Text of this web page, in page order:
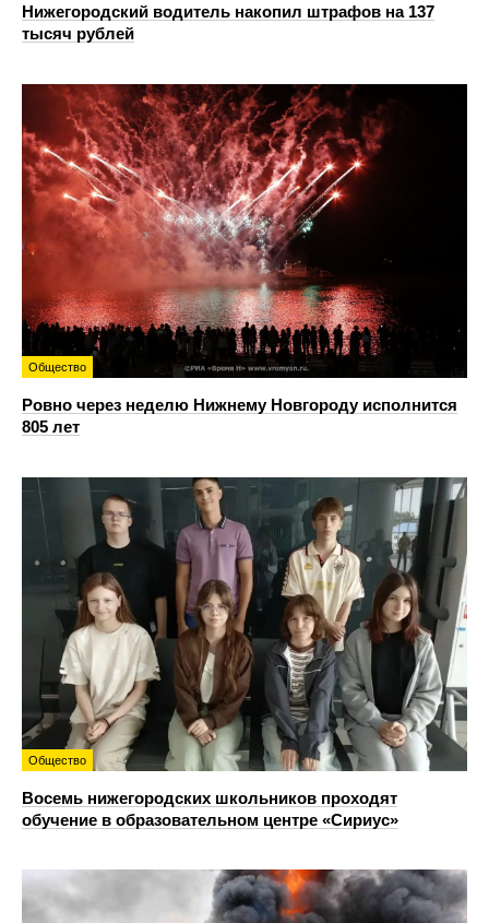
Нижегородский водитель накопил штрафов на 137
тысяч рублей
Общество
Ровно через неделю Нижнему Новгороду исполнится
805 лет
Общество
Восемь нижегородских школьников проходят
обучение в образовательном центре «Сириус»